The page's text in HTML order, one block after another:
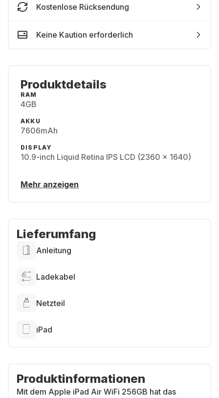
Kostenlose Rücksendung
Keine Kaution erforderlich
Produktdetails
RAM
4GB
AKKU
7606mAh
DISPLAY
10.9-inch Liquid Retina IPS LCD (2360 x 1640)
Mehr anzeigen
Lieferumfang
Anleitung
Ladekabel
Netzteil
iPad
Produktinformationen
Mit dem Apple iPad Air WiFi 256GB hat das